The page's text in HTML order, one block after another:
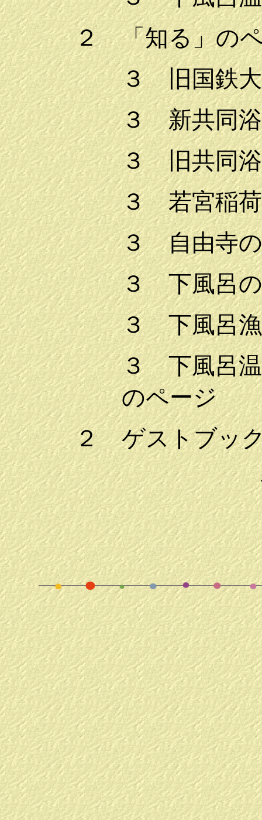
２ 「知る」の
３ 旧国鉄大
３ 新共同浴
３ 旧共同
３ 若宮稲荷
３ 自由寺
３ 下風呂
３ 下風呂
３ 下風呂温
のページ
２ ゲストブッ